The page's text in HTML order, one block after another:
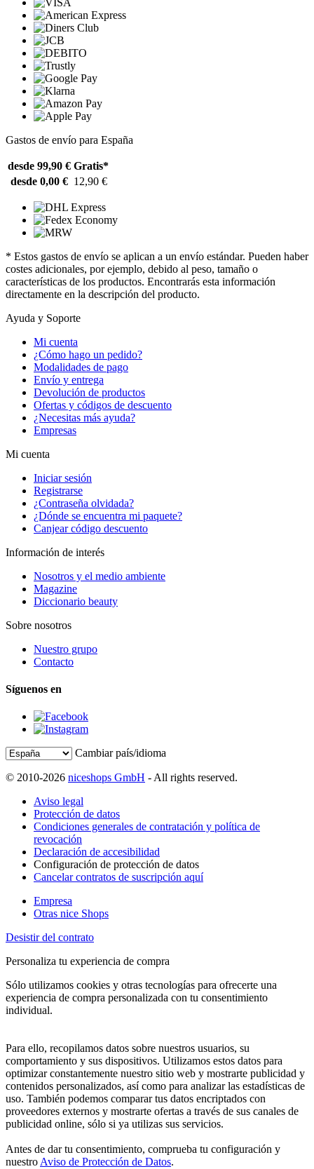
Gastos de envío para España
desde 99,90 € Gratis*
desde 0,00 € 12,90 €
* Estos gastos de envío se aplican a un envío estándar. Pueden haber
costes adicionales, por ejemplo, debido al peso, tamaño o
características de los productos. Encontrarás esta información
directamente en la descripción del producto.
Ayuda y Soporte
Mi cuenta
¿Cómo hago un pedido?
Modalidades de pago
Envío y entrega
Devolución de productos
Ofertas y códigos de descuento
¿Necesitas más ayuda?
Empresas
Mi cuenta
Iniciar sesión
Registrarse
¿Contraseña olvidada?
¿Dónde se encuentra mi paquete?
Canjear código descuento
Información de interés
Nosotros y el medio ambiente
Magazine
Diccionario beauty
Sobre nosotros
Nuestro grupo
Contacto
Síguenos en
Cambiar país/idioma
© 2010-2026 niceshops GmbH - All rights reserved.
Aviso legal
Protección de datos
Condiciones generales de contratación y política de
revocación
Declaración de accesibilidad
Configuración de protección de datos
Cancelar contratos de suscripción aquí
Empresa
Otras nice Shops
Desistir del contrato
Personaliza tu experiencia de compra
Sólo utilizamos cookies y otras tecnologías para ofrecerte una
experiencia de compra personalizada con tu consentimiento
individual.
Para ello, recopilamos datos sobre nuestros usuarios, su
comportamiento y sus dispositivos. Utilizamos estos datos para
optimizar constantemente nuestro sitio web y mostrarte publicidad y
contenidos personalizados, así como para analizar las estadísticas de
uso. También podemos comparar tus datos encriptados con
proveedores externos y mostrarte ofertas a través de sus canales de
publicidad online, sólo si ya utilizas sus servicios.
Antes de dar tu consentimiento, comprueba tu configuración y
nuestro Aviso de Protección de Datos.